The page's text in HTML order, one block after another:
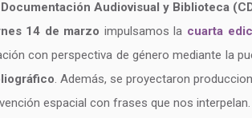
Audiovisual y Biblioteca
14 de marzo impulsamos la cuarta
con perspectiva de género mediante la
. Además, se proyectaron
espacial con frases que nos interpelan.